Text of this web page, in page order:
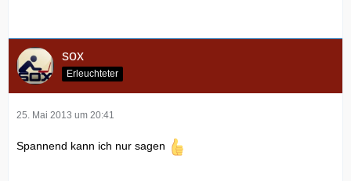
sox
Erleuchteter
25. Mai 2013 um 20:41
Spannend kann ich nur sagen